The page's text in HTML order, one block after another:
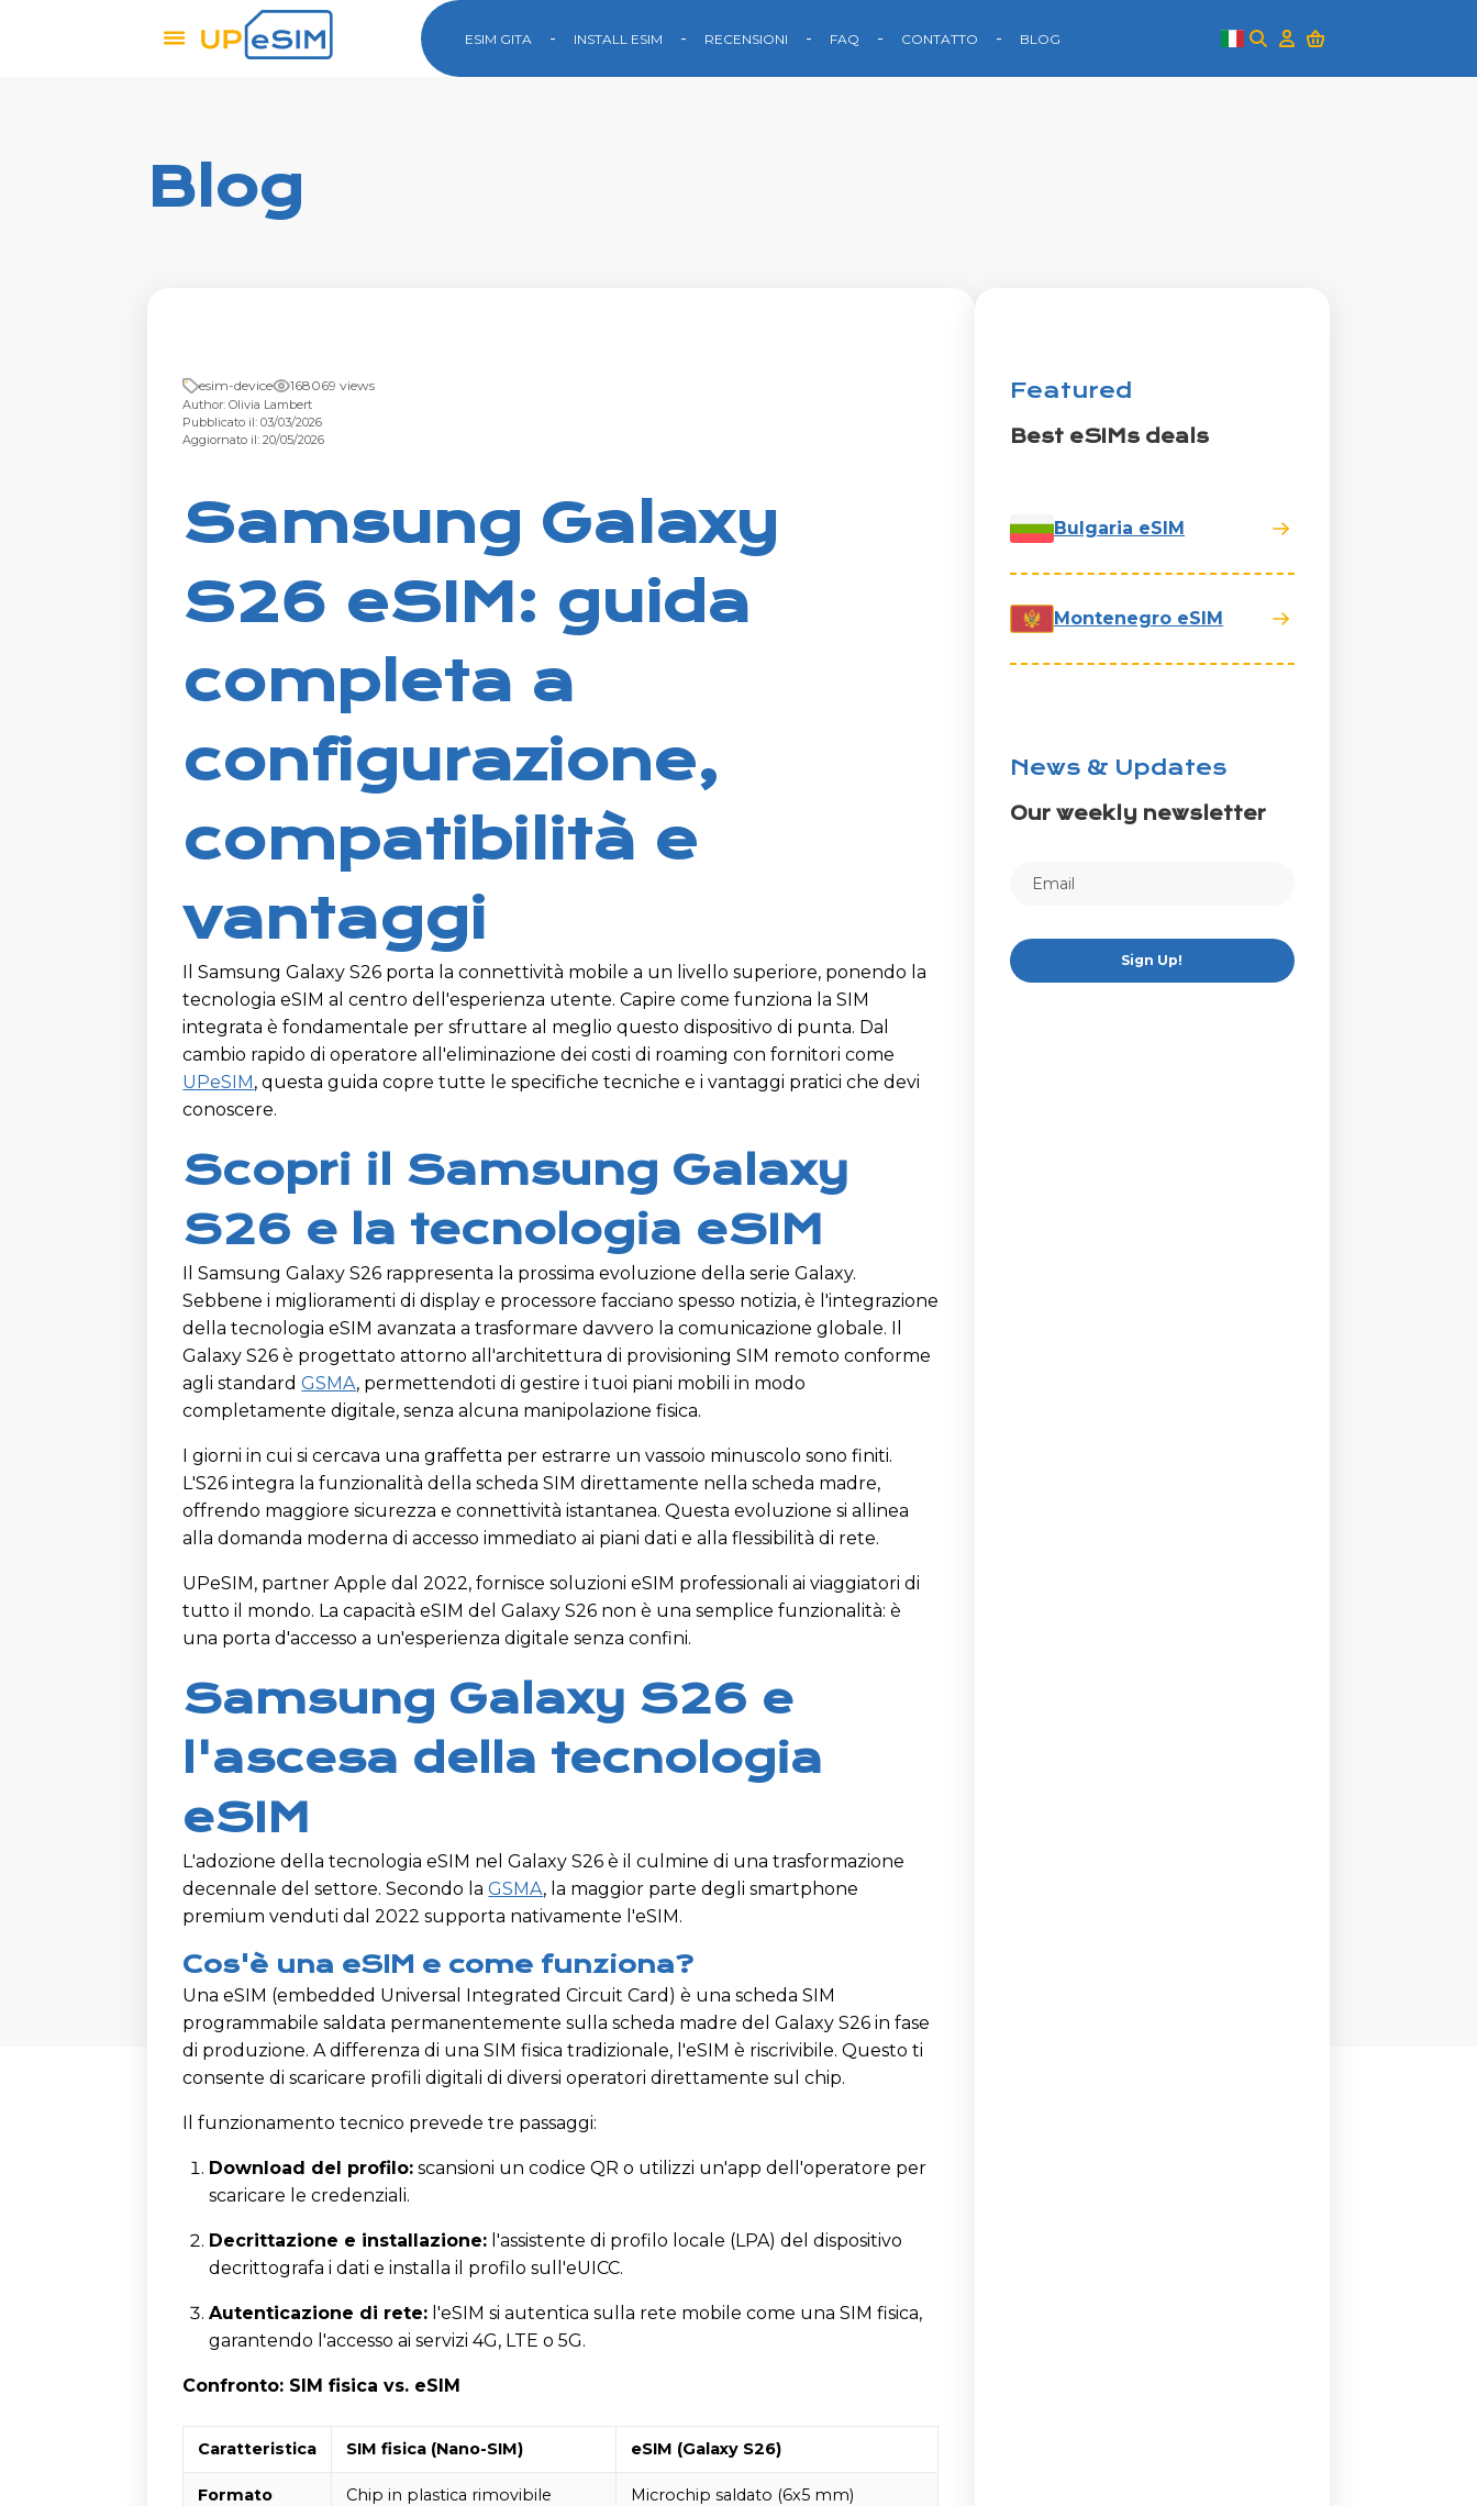
ESIM GITA INSTALL ESIM RECENSIONI FAQ CONTATTO BLOG
Blog
esim-device 168069 views
Author: Olivia Lambert
Pubblicato il: 03/03/2026
Aggiornato il: 20/05/2026
Samsung Galaxy
S26 eSIM: guida
completa a
configurazione,
compatibilità e
vantaggi
Il Samsung Galaxy S26 porta la connettività mobile a un livello superiore, ponendo la
tecnologia eSIM al centro dell'esperienza utente. Capire come funziona la SIM
integrata è fondamentale per sfruttare al meglio questo dispositivo di punta. Dal
cambio rapido di operatore all'eliminazione dei costi di roaming con fornitori come
UPeSIM, questa guida copre tutte le specifiche tecniche e i vantaggi pratici che devi
conoscere.
Scopri il Samsung Galaxy
S26 e la tecnologia eSIM
Il Samsung Galaxy S26 rappresenta la prossima evoluzione della serie Galaxy.
Sebbene i miglioramenti di display e processore facciano spesso notizia, è l'integrazione
della tecnologia eSIM avanzata a trasformare davvero la comunicazione globale. Il
Galaxy S26 è progettato attorno all'architettura di provisioning SIM remoto conforme
agli standardGSMA, permettendoti di gestire i tuoi piani mobili in modo
completamente digitale, senza alcuna manipolazione fisica.
I giorni in cui si cercava una graffetta per estrarre un vassoio minuscolo sono finiti.
L'S26 integra la funzionalità della scheda SIM direttamente nella scheda madre,
offrendo maggiore sicurezza e connettività istantanea. Questa evoluzione si allinea
alla domanda moderna di accesso immediato ai piani dati e alla flessibilità di rete.
UPeSIM, partner Apple dal 2022, fornisce soluzioni eSIM professionali ai viaggiatori di
tutto il mondo. La capacità eSIM del Galaxy S26 non è una semplice funzionalità: è
una porta d'accesso a un'esperienza digitale senza confini.
Samsung Galaxy S26 e
l'ascesa della tecnologia
eSIM
L'adozione della tecnologia eSIM nel Galaxy S26 è il culmine di una trasformazione
decennale del settore. Secondo laGSMA, la maggior parte degli smartphone
premium venduti dal 2022 supporta nativamente l'eSIM.
Cos'è una eSIM e come funziona?
Una eSIM (embedded Universal Integrated Circuit Card) è una scheda SIM
programmabile saldata permanentemente sulla scheda madre del Galaxy S26 in fase
di produzione. A differenza di una SIM fisica tradizionale, l'eSIM è riscrivibile. Questo ti
consente di scaricare profili digitali di diversi operatori direttamente sul chip.
Il funzionamento tecnico prevede tre passaggi:
Download del profilo: scansioni un codice QR o utilizzi un'app dell'operatore per
scaricare le credenziali.
Decrittazione e installazione: l'assistente di profilo locale (LPA) del dispositivo
decrittografa i dati e installa il profilo sull'eUICC.
Autenticazione di rete: l'eSIM si autentica sulla rete mobile come una SIM fisica,
garantendo l'accesso ai servizi 4G, LTE o 5G.
Confronto: SIM fisica vs. eSIM
Caratteristica SIM fisica (Nano-SIM) eSIM (Galaxy S26)
Formato Chip in plastica rimovibile Microchip saldato (6x5 mm)
Featured
Best eSIMs deals
Bulgaria eSIM
Montenegro eSIM
News & Updates
Our weekly newsletter
Sign Up!